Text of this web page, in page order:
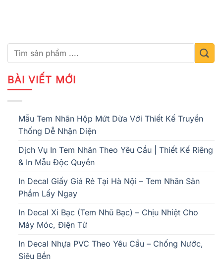
BÀI VIẾT MỚI
Mẫu Tem Nhãn Hộp Mứt Dừa Với Thiết Kế Truyền
Thống Dễ Nhận Diện
Dịch Vụ In Tem Nhãn Theo Yêu Cầu | Thiết Kế Riêng
& In Mẫu Độc Quyền
In Decal Giấy Giá Rẻ Tại Hà Nội – Tem Nhãn Sản
Phẩm Lấy Ngay
In Decal Xi Bạc (Tem Nhũ Bạc) – Chịu Nhiệt Cho
Máy Móc, Điện Tử
In Decal Nhựa PVC Theo Yêu Cầu – Chống Nước,
Siêu Bền